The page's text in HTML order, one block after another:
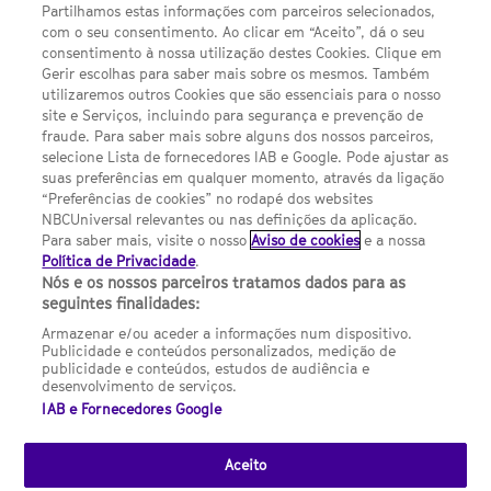
Política de privacidade
Termos E Condições
FILMES
UMA DIVISÃO DA NBCUNIVERSAL
Contact us by email: contact.SYFYPortugal@ncbuni.com
NBC Universal Global Networks España S.L.U. is wholly owned
by Universal Studios International BV
NBC Universal Global Networks, S.L.U. Paseo de la Castellana,
95. Planta 10 Edificio Torre Europa 28046 Madrid B-82227893
SYFY Portugal is subject to Spanish jurisdiction and regulated
(CNMC).
Partilhamos estas informações com parceiros selecionados,
com o seu consentimento. Ao clicar em “Aceito”, dá o seu
consentimento à nossa utilização destes Cookies. Clique em
Gerir escolhas para saber mais sobre os mesmos. Também
utilizaremos outros Cookies que são essenciais para o nosso
site e Serviços, incluindo para segurança e prevenção de
fraude. Para saber mais sobre alguns dos nossos parceiros,
selecione Lista de fornecedores IAB e Google. Pode ajustar as
suas preferências em qualquer momento, através da ligação
“Preferências de cookies” no rodapé dos websites
NBCUniversal relevantes ou nas definições da aplicação.
Para saber mais, visite o nossoAviso de cookies e a nossa
Política de Privacidade.
Nós e os nossos parceiros tratamos dados para as
seguintes finalidades:
Armazenar e/ou aceder a informações num dispositivo.
Publicidade e conteúdos personalizados, medição de
publicidade e conteúdos, estudos de audiência e
desenvolvimento de serviços.
IAB e Fornecedores Google
Aceito